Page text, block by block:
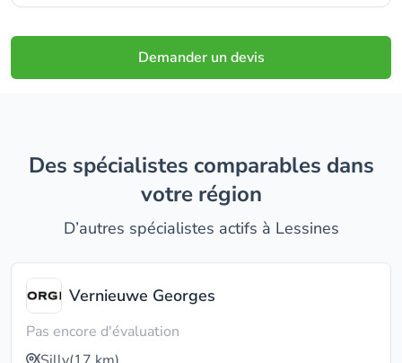
Demander un devis
Des spécialistes comparables dans
votre région
D’autres spécialistes actifs à Lessines
Vernieuwe Georges
Pas encore d'évaluation